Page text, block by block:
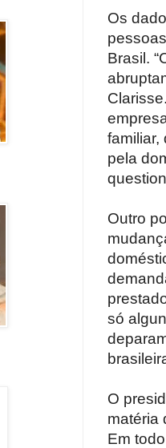
Os
Brasil.
familiar,
pela
Outro
só
O
matéria
Em